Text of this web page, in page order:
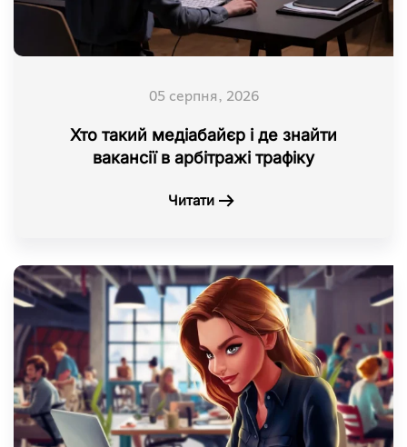
05 серпня, 2026
Хто такий медіабайєр і де знайти
вакансії в арбітражі трафіку
Читати